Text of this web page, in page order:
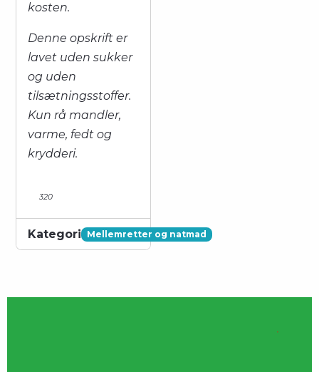
kosten.
Denne opskrift er
lavet uden sukker
og uden
tilsætningsstoffer.
Kun rå mandler,
varme, fedt og
krydderi.
320
Kategori Mellemretter og natmad